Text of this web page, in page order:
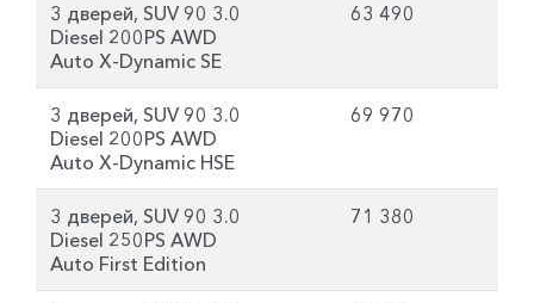
3 дверей, SUV 90 3.0
Diesel 200PS AWD
Auto X-Dynamic SE
63 490
3 дверей, SUV 90 3.0
Diesel 200PS AWD
Auto X-Dynamic HSE
69 970
3 дверей, SUV 90 3.0
Diesel 250PS AWD
Auto First Edition
71 380